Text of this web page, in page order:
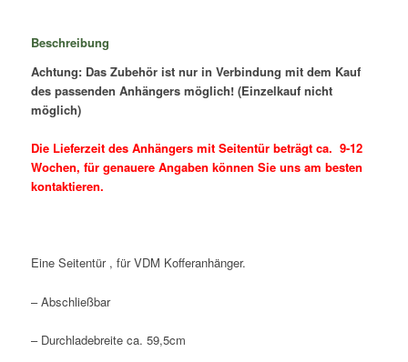
Beschreibung
Achtung: Das Zubehör ist nur in Verbindung mit dem Kauf
des passenden Anhängers möglich! (Einzelkauf nicht
möglich)
Die Lieferzeit des Anhängers mit Seitentür beträgt ca. 9-12
Wochen, für genauere Angaben können Sie uns am besten
kontaktieren.
Eine Seitentür , für VDM Kofferanhänger.
– Abschließbar
– Durchladebreite ca. 59,5cm